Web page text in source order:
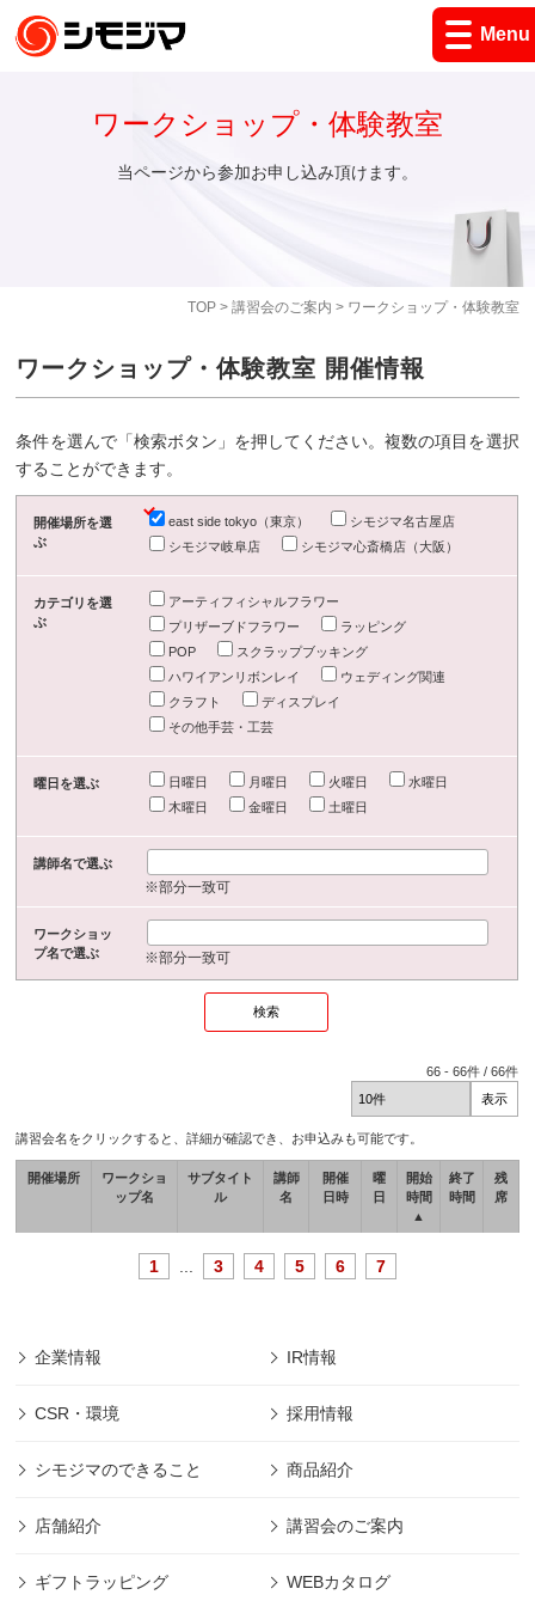
Menu
TOP> 講習会のご案内 > ワークショップ・体験教室
ワークショップ・体験教室
当ページから参加お申し込み頂けます。
ワークショップ・体験教室 開催情報
条件を選んで「検索ボタン」を押してください。複数の項目を選択
することができます。
開催場所を選
ぶ
east side tokyo（東京）
シモジマ名古屋店
シモジマ岐阜店
シモジマ心斎橋店（大阪）
カテゴリを選
ぶ
アーティフィシャルフラワー
プリザーブドフラワー
ラッピング
POP
スクラップブッキング
ハワイアンリボンレイ
ウェディング関連
クラフト
ディスプレイ
その他手芸・工芸
曜日を選ぶ 日曜日 月曜日 火曜日
水曜日
木曜日
金曜日 土曜日
講師名で選ぶ
※部分一致可
ワークショッ
プ名で選ぶ
※部分一致可
66 -66件 /66件
講習会名をクリックすると、詳細が確認でき、お申込みも可能です。
開催場所
ワークショ
ップ名
サブタイト
ル
講師
名
開催
日時
曜
日
開始
時間
▲
終了
時間
残
席
1 3 4 5 6 7
企業情報 IR情報
CSR・環境 採用情報
シモジマのできること 商品紹介
店舗紹介 講習会のご案内
ギフトラッピング WEBカタログ